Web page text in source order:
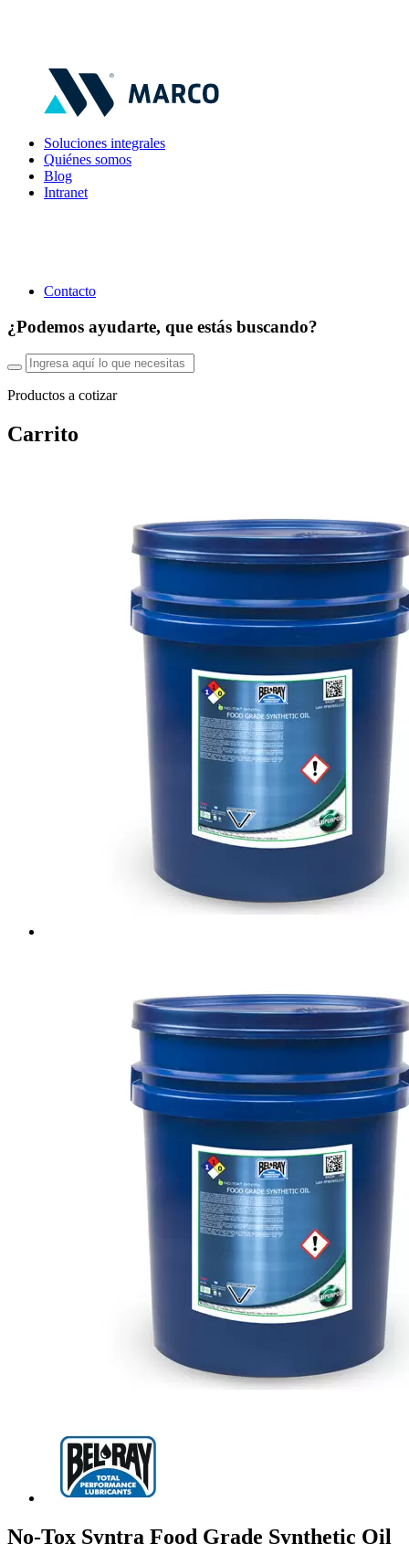
Soluciones integrales
Quiénes somos
Blog
Intranet
Contacto
¿Podemos ayudarte, que estás buscando?
Productos a cotizar
Carrito
No-Tox Syntra Food Grade Synthetic Oil